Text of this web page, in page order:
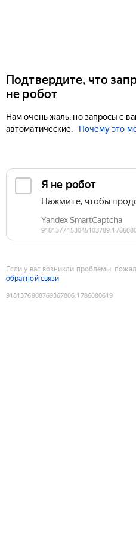
Подтвердите, что
не робот
Нам очень жаль, но запросы с
автоматические.
Почему это
Если у вас возникли проблемы,
обратной связи
9181376908769367806:1786080619